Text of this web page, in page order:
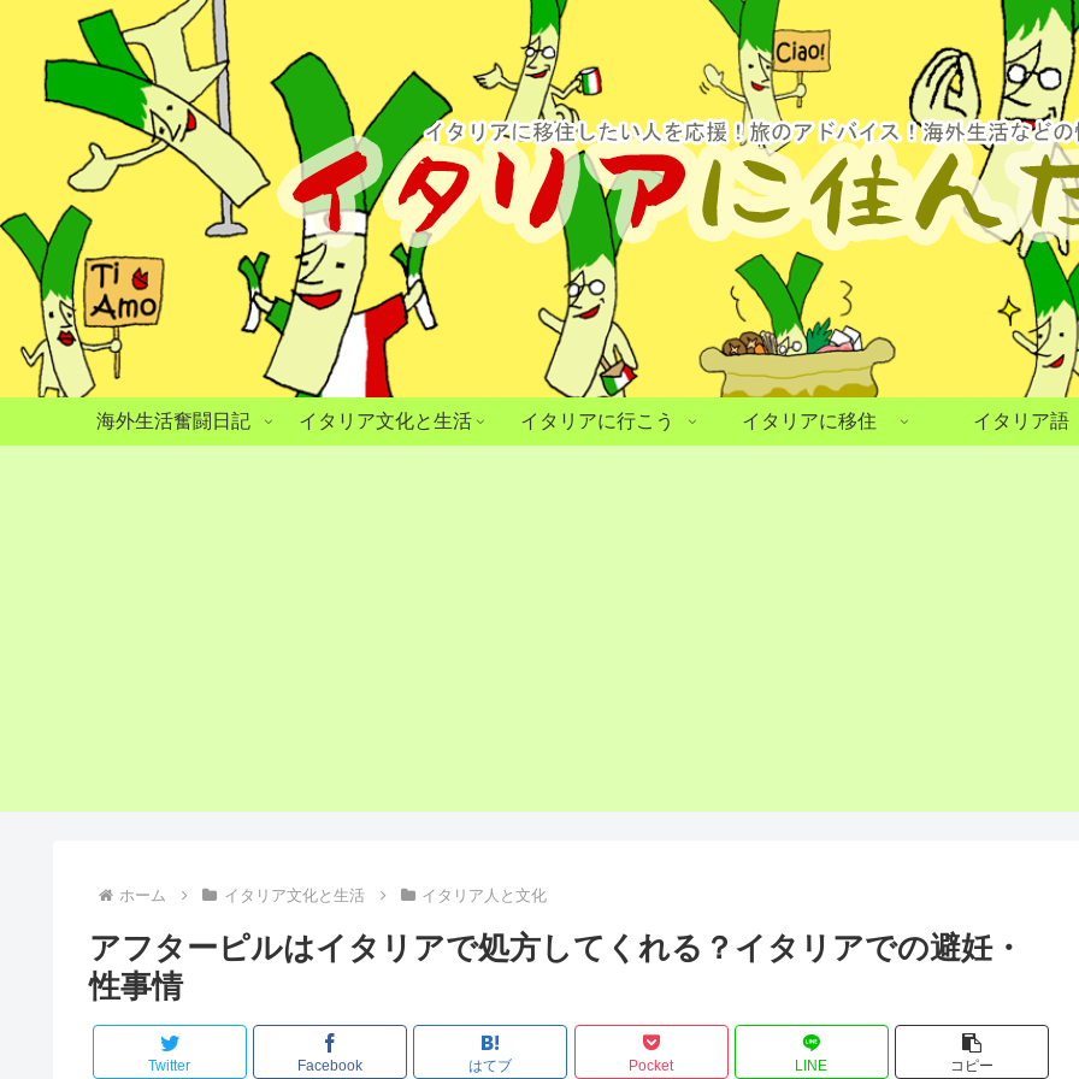
海外生活奮闘日記 イタリア文化と生活 イタリアに行こう イタリアに移住 イタリア語
ホーム イタリア文化と生活 イタリア人と文化
アフターピルはイタリアで処方してくれる？イタリアでの避妊・
性事情
Twitter Facebook はてブ Pocket LINE コピー